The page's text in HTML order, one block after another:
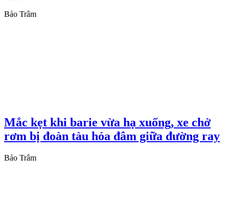
Bảo Trâm
Mắc kẹt khi barie vừa hạ xuống, xe chở
rơm bị đoàn tàu hỏa đâm giữa đường ray
Bảo Trâm